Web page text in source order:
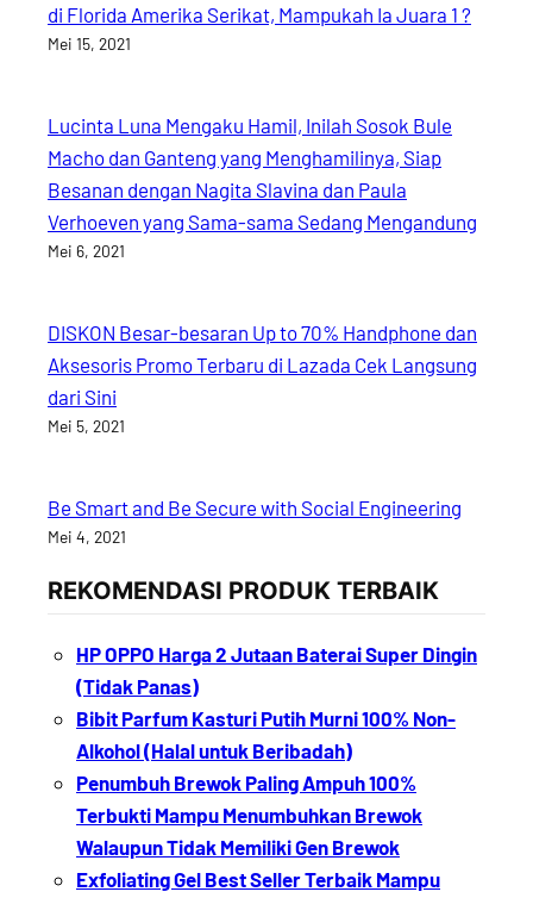
di Florida Amerika Serikat, Mampukah Ia Juara 1 ?
Mei 15, 2021
Lucinta Luna Mengaku Hamil, Inilah Sosok Bule
Macho dan Ganteng yang Menghamilinya, Siap
Besanan dengan Nagita Slavina dan Paula
Verhoeven yang Sama-sama Sedang Mengandung
Mei 6, 2021
DISKON Besar-besaran Up to 70% Handphone dan
Aksesoris Promo Terbaru di Lazada Cek Langsung
dari Sini
Mei 5, 2021
Be Smart and Be Secure with Social Engineering
Mei 4, 2021
REKOMENDASI PRODUK TERBAIK
HP OPPO Harga 2 Jutaan Baterai Super Dingin
(Tidak Panas)
Bibit Parfum Kasturi Putih Murni 100% Non-
Alkohol (Halal untuk Beribadah)
Penumbuh Brewok Paling Ampuh 100%
Terbukti Mampu Menumbuhkan Brewok
Walaupun Tidak Memiliki Gen Brewok
Exfoliating Gel Best Seller Terbaik Mampu